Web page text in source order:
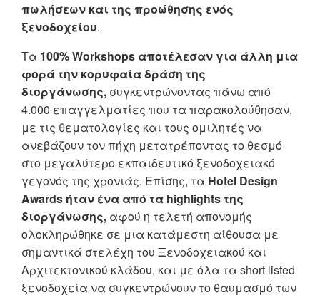
πωλήσεων και της προώθησης ενός
ξενοδοχείου.
Τα 100% Workshops αποτέλεσαν για άλλη μια
φορά την κορυφαία δράση της
διοργάνωσης, συγκεντρώνοντας πάνω από
4.000 επαγγελματίες που τα παρακολούθησαν,
με τις θεματολογίες και τους ομιλητές να
ανεβάζουν τον πήχη μετατρέποντας το θεσμό
στο μεγαλύτερο εκπαιδευτικό ξενοδοχειακό
γεγονός της χρονιάς. Επίσης, τα Hotel Design
Awards ήταν ένα από τα highlights της
διοργάνωσης, αφού η τελετή απονομής
ολοκληρώθηκε σε μια κατάμεστη αίθουσα με
σημαντικά στελέχη του Ξενοδοχειακού και
Αρχιτεκτονικού κλάδου, και με όλα τα short listed
ξενοδοχεία να συγκεντρώνουν το θαυμασμό των